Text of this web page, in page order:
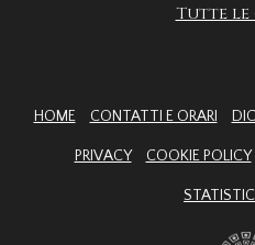
Tutte
HOME CONTATTI E ORARI
PRIVACY COOKIE POLICY